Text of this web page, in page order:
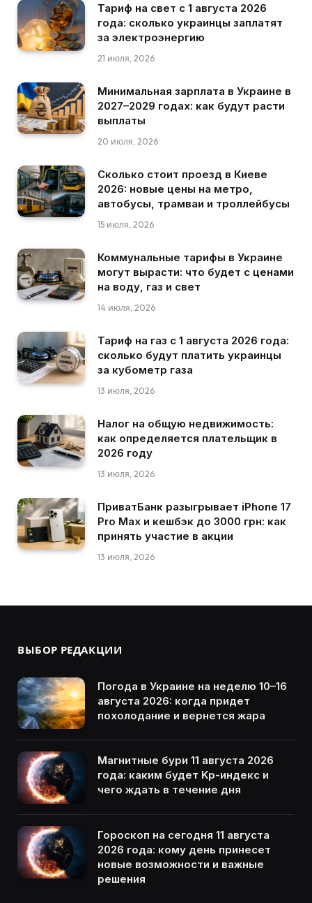
Тариф на свет с 1 августа 2026
года: сколько украинцы заплатят
за электроэнергию
21 июля, 2026
Минимальная зарплата в Украине в
2027–2029 годах: как будут расти
выплаты
20 июля, 2026
Сколько стоит проезд в Киеве
2026: новые цены на метро,
автобусы, трамваи и троллейбусы
15 июля, 2026
Коммунальные тарифы в Украине
могут вырасти: что будет с ценами
на воду, газ и свет
14 июля, 2026
Тариф на газ с 1 августа 2026 года:
сколько будут платить украинцы
за кубометр газа
13 июля, 2026
Налог на общую недвижимость:
как определяется плательщик в
2026 году
13 июля, 2026
ПриватБанк разыгрывает iPhone 17
Pro Max и кешбэк до 3000 грн: как
принять участие в акции
13 июля, 2026
ВЫБОР РЕДАКЦИИ
Погода в Украине на неделю 10–16
августа 2026: когда придет
похолодание и вернется жара
Магнитные бури 11 августа 2026
года: каким будет Kp-индекс и
чего ждать в течение дня
Гороскоп на сегодня 11 августа
2026 года: кому день принесет
новые возможности и важные
решения